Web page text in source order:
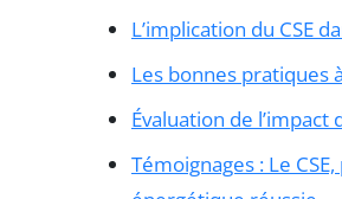
L’implication du CSE
Les bonnes pratiques
Évaluation de l’impact
Témoignages : Le